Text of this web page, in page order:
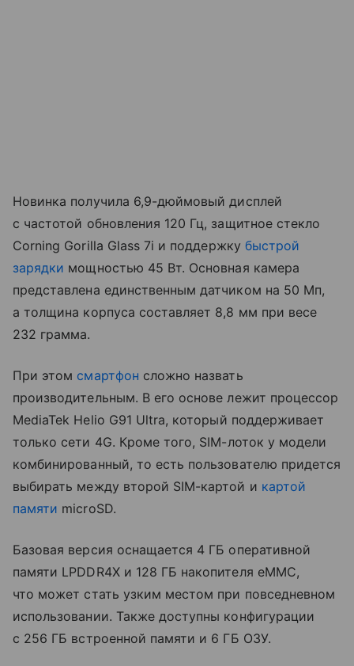
Новинка получила 6,9-дюймовый дисплей
с частотой обновления 120 Гц, защитное стекло
Corning Gorilla Glass 7i и поддержку быстрой
зарядки мощностью 45 Вт. Основная камера
представлена единственным датчиком на 50 Мп,
а толщина корпуса составляет 8,8 мм при весе
232 грамма.
При этом смартфон сложно назвать
производительным. В его основе лежит процессор
MediaTek Helio G91 Ultra, который поддерживает
только сети 4G. Кроме того, SIM-лоток у модели
комбинированный, то есть пользователю придется
выбирать между второй SIM-картой и картой
памяти microSD.
Базовая версия оснащается 4 ГБ оперативной
памяти LPDDR4X и 128 ГБ накопителя eMMC,
что может стать узким местом при повседневном
использовании. Также доступны конфигурации
с 256 ГБ встроенной памяти и 6 ГБ ОЗУ.